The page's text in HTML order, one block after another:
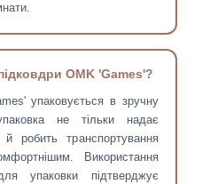
OMK 'Games'?
упаковується в зручну
не тільки надає
робить транспортування
Використання
упаковки підтверджує